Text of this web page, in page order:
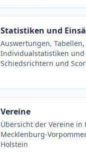
Statistiken und
Auswertungen, Tabellen,
Individualstatistiken und
Schiedsrichtern und
Vereine
Übersicht der Vereine in
Mecklenburg-
Holstein